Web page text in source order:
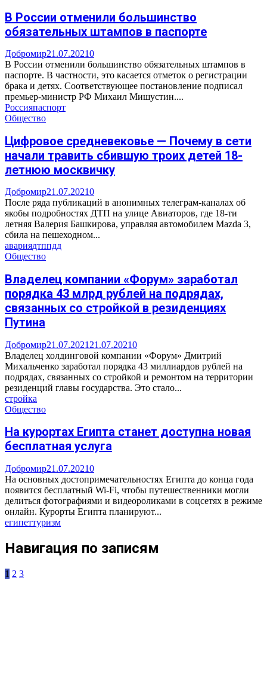
В России отменили большинство
обязательных штампов в паспорте
Добромир21.07.20210
В России отменили большинство обязательных штампов в
паспорте. В частности, это касается отметок о регистрации
брака и детях. Соответствующее постановление подписал
премьер-министр РФ Михаил Мишустин....
Россияпаспорт
Общество
Цифровое средневековье — Почему в сети
начали травить сбившую троих детей 18-
летнюю москвичку
Добромир21.07.20210
После ряда публикаций в анонимных телеграм-каналах об
якобы подробностях ДТП на улице Авиаторов, где 18-ти
летняя Валерия Башкирова, управляя автомобилем Mazda 3,
сбила на пешеходном...
авариядтппдд
Общество
Владелец компании «Форум» заработал
порядка 43 млрд рублей на подрядах,
связанных со стройкой в резиденциях
Путина
Добромир21.07.2021 21.07.20210
Владелец холдинговой компании «Форум» Дмитрий
Михальченко заработал порядка 43 миллиардов рублей на
подрядах, связанных со стройкой и ремонтом на территории
резиденций главы государства. Это стало...
стройка
Общество
На курортах Египта станет доступна новая
бесплатная услуга
Добромир21.07.20210
На основных достопримечательностях Египта до конца года
появится бесплатный Wi-Fi, чтобы путешественники могли
делиться фотографиями и видеороликами в соцсетях в режиме
онлайн. Курорты Египта планируют...
египеттуризм
Навигация по записям
1 2 3